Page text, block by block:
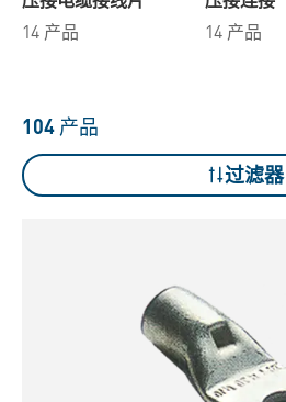
14 产品
14 产品
104 产品
过滤器